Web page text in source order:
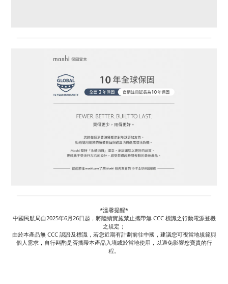
*溫馨提醒*
中國民航局自2025年6月26日起，將陸續實施禁止攜帶無 CCC 標識之行動電源登機
之規定；
由於本產品無 CCC 認證及標識，若您近期有計劃前往中國，建議您可視當地規範與
個人需求，自行斟酌是否攜帶本產品入境或於當地使用，以避免影響您寶貴的行
程。